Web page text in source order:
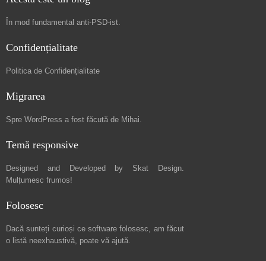
În mod fundamental anti-PSD-ist.
Confidențialitate
Politica de Confidențialitate
Migrarea
Spre WordPress a fost făcută de Mihai.
Temă responsive
Designed and Developed by Skat Design.
Mulțumesc frumos!
Folosesc
Dacă sunteți curioși ce software folosesc, am făcut
o listă neexhaustivă, poate vă ajută.